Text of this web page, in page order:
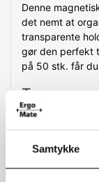
Samtykke
Denne
det nemt at
transparente
gør den perfekt
på 50 stk. får
Etiketholderen
pænt og
det, du leder